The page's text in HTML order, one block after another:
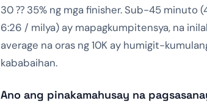
30 ⁇ 35% ng mga finisher. Sub-45 minuto
6:26 / milya) ay mapagkumpitensya, na
average na oras ng 10K ay humigit-
kababaihan.
Ano ang pinakamahusay na